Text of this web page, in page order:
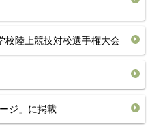
校陸上競技対校選手権大会
ジ」に掲載